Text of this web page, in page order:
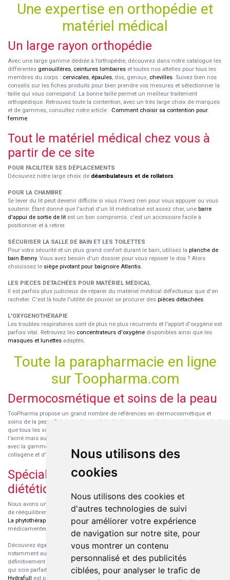
Nous utilisons des
cookies
Nous utilisons des cookies et
d'autres technologies de suivi
pour améliorer votre expérience
de navigation sur notre site, pour
vous montrer un contenu
personnalisé et des publicités
ciblées, pour analyser le trafic de
Une expertise en orthopédie et
matériel médical
Un large rayon orthopédie
Avec une large gamme dédiée à l’orthopédie, découvrez dans notre catalogue les
différentes genouillères, ceintures lombaires et toutes nos attelles pour tous les
membres du corps : cervicales, épaules, dos, genoux, chevilles. Suivez bien nos
conseils sur les fiches produits pour bien prendre vos mesures et sélectionner la
taille qui vous correspond. La bonne taille permet un meilleur traitement
orthopédique. Retrouvez toute la contention, avec un très large choix de marques
et de gammes, consultez notre article : Comment choisir sa contention pour
femme.
Tout le matériel médical chez vous à
partir de ce site
POUR FACILITER SES DÉPLACEMENTS
Découvrez notre large choix de déambulateurs et de rollators.
POUR LA CHAMBRE
Se lever du lit peut devenir difficile si vous n'avez rien pour vous appuyer ou vous
soutenir. Étant donné que l'achat d'un lit médicalisé est assez cher, une barre
d'appui de sortie de lit est un bon compromis. c'est un accessoire facile à
positionner et à retirer.
SÉCURISER LA SALLE DE BAIN ET LES TOILETTES
Pour votre sécurité et un plus grand confort durant le bain, utilisez la planche de
bain Benny. Vous avez besoin d'un dossier pour vous reposer le dos ? Alors
choisissez le siège pivotant pour baignoire Atlantis.
LES PIECES DETACHÉES POUR MATÉRIEL MÉDICAL
Il est parfois plus judicieux de réparer du matériel médical défectueux que d'en
racheter. C'est là toute l'utilité de pouvoir se procurer des pièces détachées.
L'OXYGENOTHÉRAPIE
Les troubles respiratoires sont de plus ne plus récurrents et l'apport d'oxygène est
parfois vital. Retrouvez les concentrateurs d'oxygène disponibles ainsi que les
masques et lunettes adaptés.
Toute la parapharmacie en ligne
sur Toopharma.com
Dermocosmétique et soins de la peau
TooPharma propose un grand nombre de références en dermocosmétique et
soins de la peau. Retrouvez les produits hydratants pour le visage et le corps ainsi
que tous les soins pour peaux sensibles ou à tendance atopique, les soins pour
l'acné mais aussi des démaquillants. Découvrez nos nouvelles références SVR
avec la gamme anti-âge pour les peaux encore jeunes
collagène et d'acide hyaluronique.
Spécialisation en micronutrition et
diététique
Nous avons un engouement particulier pour la micronutrition qui permet souvent
de rééquilibrer des carences ou d'améliorer des troubles métaboliques mineurs.
La phytothérapie
l'aromathérapiesont souvent complémentaires de traitements
médicamenteux lorsqu'ils sont bien conseillés.
Découvrez également les protéines et les produits de nutrition sportive,
notamment au sein de la gamme française
Eric Favre
. Cette gamme est
définitivement axée sur le choix qualitatif des ingrédients et sur une formulation
qui scie parfaitement aux besoins de chaque sportif. La gamme hydratation
Hydrafull est pensée pour une hydratation maximale.